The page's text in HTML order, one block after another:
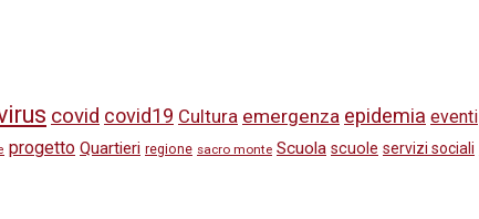
covid covid19 Cultura emergenza epidemia eventi
progetto Quartieri regione sacro monte Scuola scuole servizi sociali